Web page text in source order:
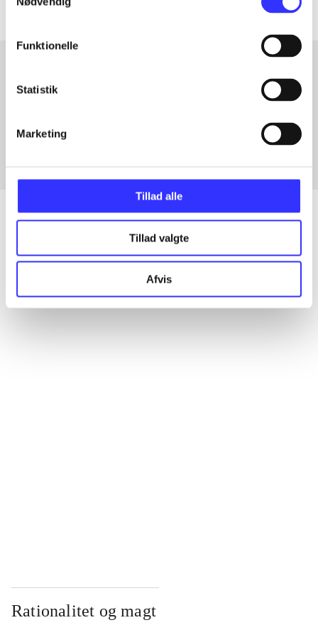
Funktionelle
Statistik
Marketing
Tillad alle
Tillad valgte
Afvis
Artikler med samme emner
Artikler
Alle registrerede artikler fordelt på udgivelser
Rationalitet og magt